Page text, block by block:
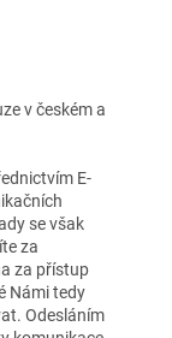
v českém a
E-
se však
za
za přístup
Námi tedy
Odesláním